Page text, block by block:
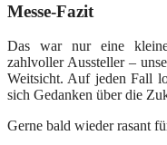
Messe-Fazit
Das war nur eine
zahlvoller Aussteller –
Weitsicht. Auf jeden Fall
sich Gedanken über die
Gerne bald wieder rasant